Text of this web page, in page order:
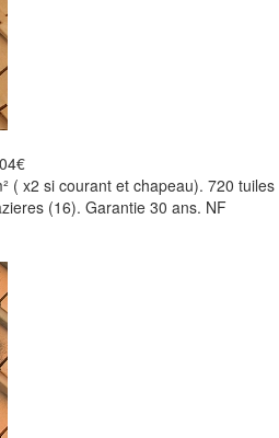
( x2 si courant et chapeau). 720 tuiles
(16). Garantie 30 ans. NF